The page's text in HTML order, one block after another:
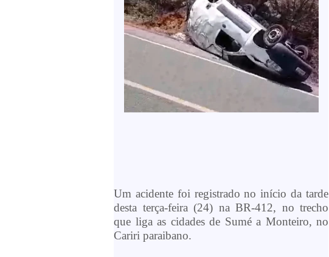
Um acidente foi registrado no início da tarde
desta terça-feira (24) na BR-412, no trecho
que liga as cidades de Sumé a Monteiro, no
Cariri paraibano.